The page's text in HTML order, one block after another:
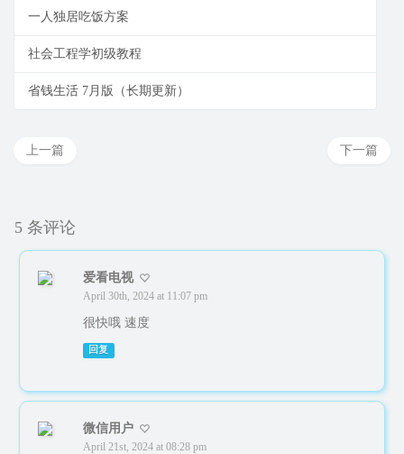
一人独居吃饭方案
社会工程学初级教程
省钱生活 7月版（长期更新）
下一篇
上一篇
5 条评论
爱看电视
April 30th, 2024 at 11:07 pm
很快哦 速度
回复
微信用户
April 21st, 2024 at 08:28 pm